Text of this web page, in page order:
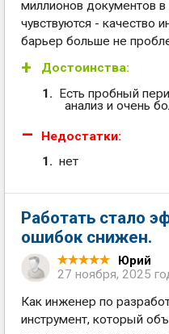
миллионов документов
чувствуются - качество
барьер больше не
Достоинства:
Есть пробный
анализ и очень
Недостатки:
нет
Работать стало
ошибок снижен.
Юрий
27 ноября, 2025
Как инженер по
инструмент, который